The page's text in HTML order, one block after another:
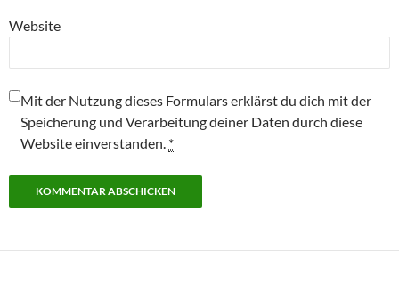
Website
Mit der Nutzung dieses Formulars erklärst du dich mit der
Speicherung und Verarbeitung deiner Daten durch diese
Website einverstanden. *